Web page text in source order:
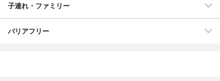
子連れ・ファミリー
バリアフリー